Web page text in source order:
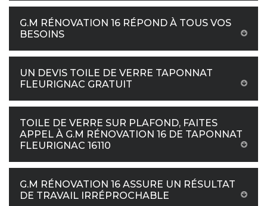
G.M RÉNOVATION 16 RÉPOND À TOUS VOS
BESOINS
UN DEVIS TOILE DE VERRE TAPONNAT
FLEURIGNAC GRATUIT
TOILE DE VERRE SUR PLAFOND, FAITES
APPEL À G.M RÉNOVATION 16 DE TAPONNAT
FLEURIGNAC 16110
G.M RÉNOVATION 16 ASSURE UN RÉSULTAT
DE TRAVAIL IRRÉPROCHABLE